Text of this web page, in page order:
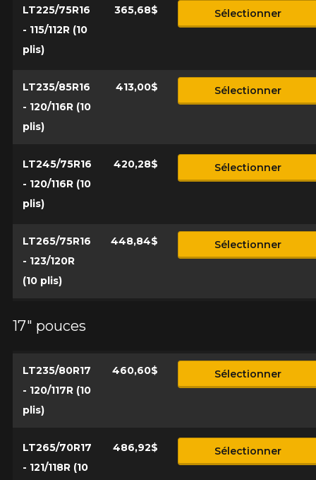
LT225/75R16
- 115/112R (10
plis)
365,68$ Sélectionner
LT235/85R16
- 120/116R (10
plis)
413,00$ Sélectionner
LT245/75R16
- 120/116R (10
plis)
420,28$ Sélectionner
LT265/75R16
- 123/120R
(10 plis)
448,84$ Sélectionner
17" pouces
LT235/80R17
- 120/117R (10
plis)
460,60$ Sélectionner
LT265/70R17
- 121/118R (10
486,92$ Sélectionner